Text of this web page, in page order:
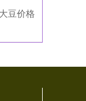
豆价格